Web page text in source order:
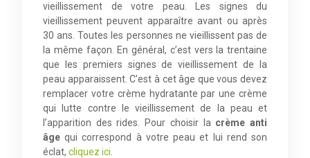
vieillissement de votre peau. Les signes du
vieillissement peuvent apparaître avant ou après
30 ans. Toutes les personnes ne vieillissent pas de
la même façon. En général, c’est vers la trentaine
que les premiers signes de vieillissement de la
peau apparaissent. C’est à cet âge que vous devez
remplacer votre crème hydratante par une crème
qui lutte contre le vieillissement de la peau et
l’apparition des rides. Pour choisir la crème anti
âge qui correspond à votre peau et lui rend son
éclat, cliquez ici